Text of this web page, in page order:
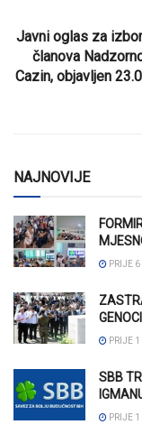
Javni oglas za
članova
Cazin, objavljen
NAJNOVIJE
PRIJE 6
PRIJE
SBB
PRIJE